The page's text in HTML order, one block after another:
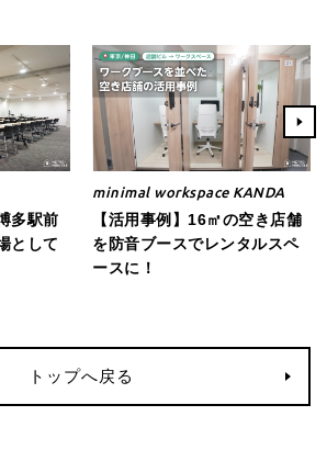
多駅前
として
minimal workspace KANDA
【活用事例】16㎡の空き店舗
を防音ブースでレンタルスペ
ースに！
トップへ戻る